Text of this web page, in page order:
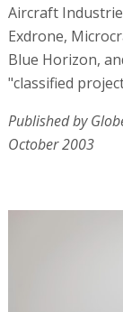
Aircraft
Exdrone,
Blue Horizon,
"classified
Published by
October 2003